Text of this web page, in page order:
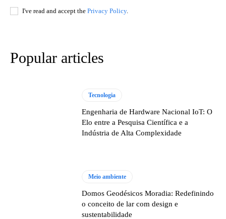
I've read and accept the Privacy Policy.
Popular articles
Tecnologia
Engenharia de Hardware Nacional IoT: O
Elo entre a Pesquisa Científica e a
Indústria de Alta Complexidade
Meio ambiente
Domos Geodésicos Moradia: Redefinindo
o conceito de lar com design e
sustentabilidade